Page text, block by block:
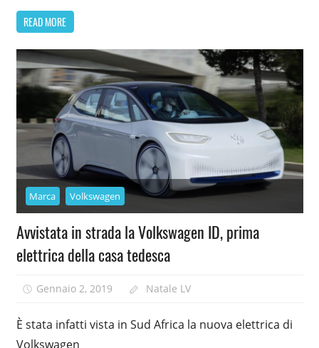
READ MORE
Marca Volkswagen
Avvistata in strada la Volkswagen ID, prima
elettrica della casa tedesca
Gennaio 2, 2019 Natale LV
È stata infatti vista in Sud Africa la nuova elettrica di
Volkswagen